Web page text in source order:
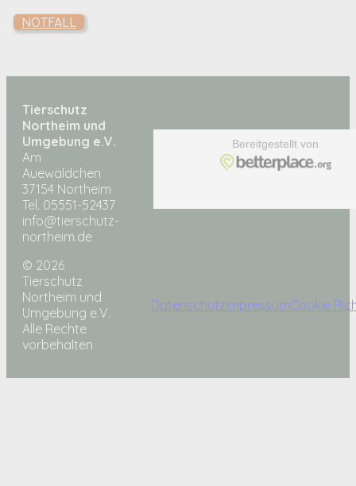
NOTFALL
Tierschutz
Northeim und
Umgebung e.V.
Am
Auewäldchen
37154 Northeim
Tel. 05551-52437
info@tierschutz-
northeim.de
© 2026
Tierschutz
Northeim und
Umgebung e.V.
Alle Rechte
vorbehalten
DatenschutzImpressumCookie